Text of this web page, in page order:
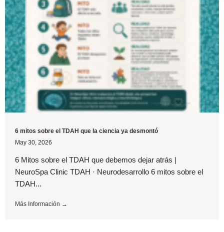
6 mitos sobre el TDAH que la ciencia ya desmontó
May 30, 2026
6 Mitos sobre el TDAH que debemos dejar atrás |
NeuroSpa Clinic TDAH · Neurodesarrollo 6 mitos sobre el
TDAH...
Más Información →